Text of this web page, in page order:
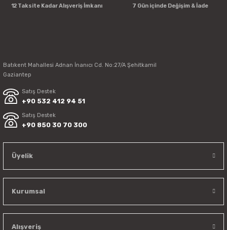
12 Taksite Kadar Alışveriş İmkanı 7 Gün içinde Değişim & İade
Batıkent Mahallesi Adnan İnanıcı Cd. No:27/A Şehitkamil
Gaziantep
Satış Destek
+90 532 412 94 51
Satış Destek
+90 850 30 70 300
Üyelik
Kurumsal
Alışveriş